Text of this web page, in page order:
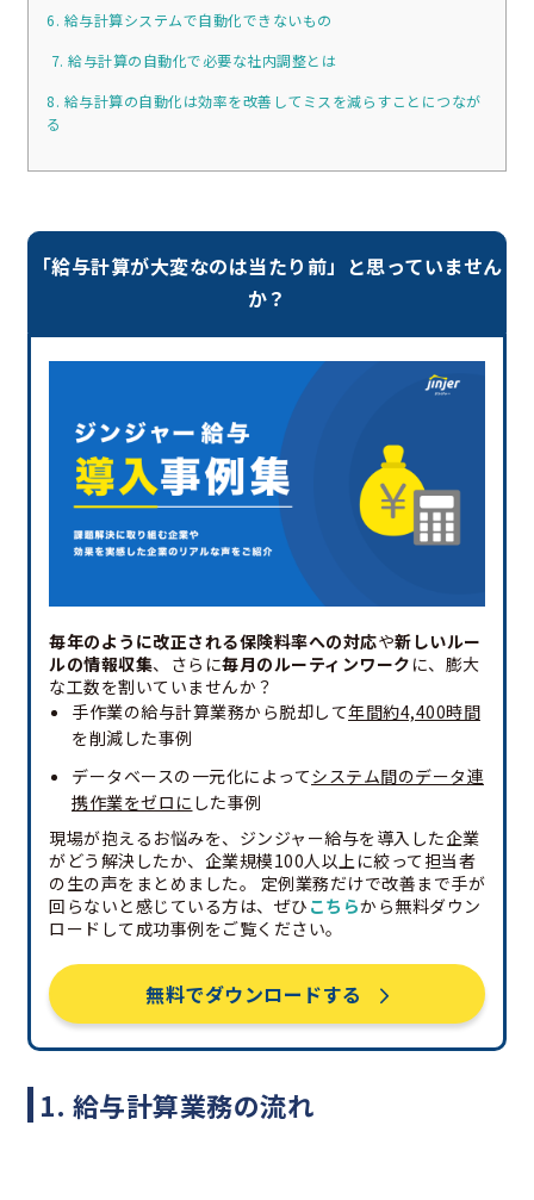
6. 給与計算システムで自動化できないもの
7. 給与計算の自動化で必要な社内調整とは
8. 給与計算の自動化は効率を改善してミスを減らすことにつなが
る
「給与計算が大変なのは当たり前」と思っていません
か？
毎年のように改正される保険料率への対応や新しいルー
ルの情報収集、さらに毎月のルーティンワーク に、膨大
な工数を割いていませんか？
手作業の給与計算業務から脱却して年間約4,400時間
を削減した事例
データベースの一元化によってシステム間のデータ連
携作業をゼロに した事例
現場が抱えるお悩みを、ジンジャー給与を導入した企業
がどう解決したか、企業規模100人以上に絞って担当者
の生の声をまとめました。 定例業務だけで改善まで手が
回らないと感じている方は、ぜひ こちらから無料ダウン
ロードして成功事例をご覧ください。
無料でダウンロードする
1. 給与計算業務の流れ